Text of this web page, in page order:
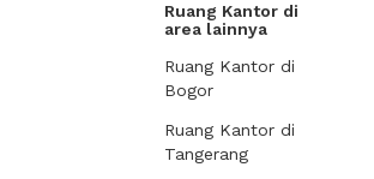
Ruang Kantor di
area lainnya
Ruang Kantor di
Bogor
Ruang Kantor di
Tangerang